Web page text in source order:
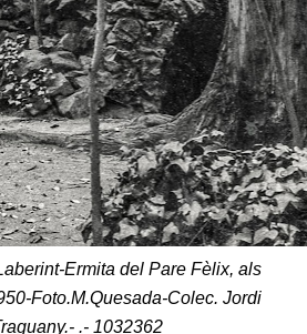
Ermita del Pare Fèlix, als
Foto.M.Quesada-Colec. Jordi
.- 1032362